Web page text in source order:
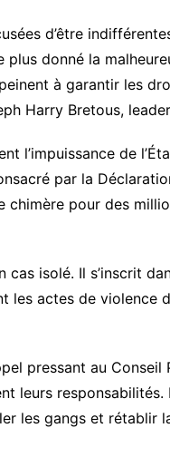
d’être
donné la
à garantir les
Harry Bretous,
l’impuissance de
par la
chimère pour des
isolé. Il s’inscrit
les actes de violence
pressant au Conseil
leurs
les gangs et rétablir